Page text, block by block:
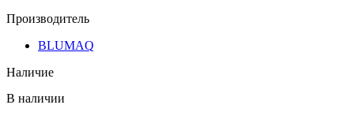
Производитель
BLUMAQ
Наличие
В наличии